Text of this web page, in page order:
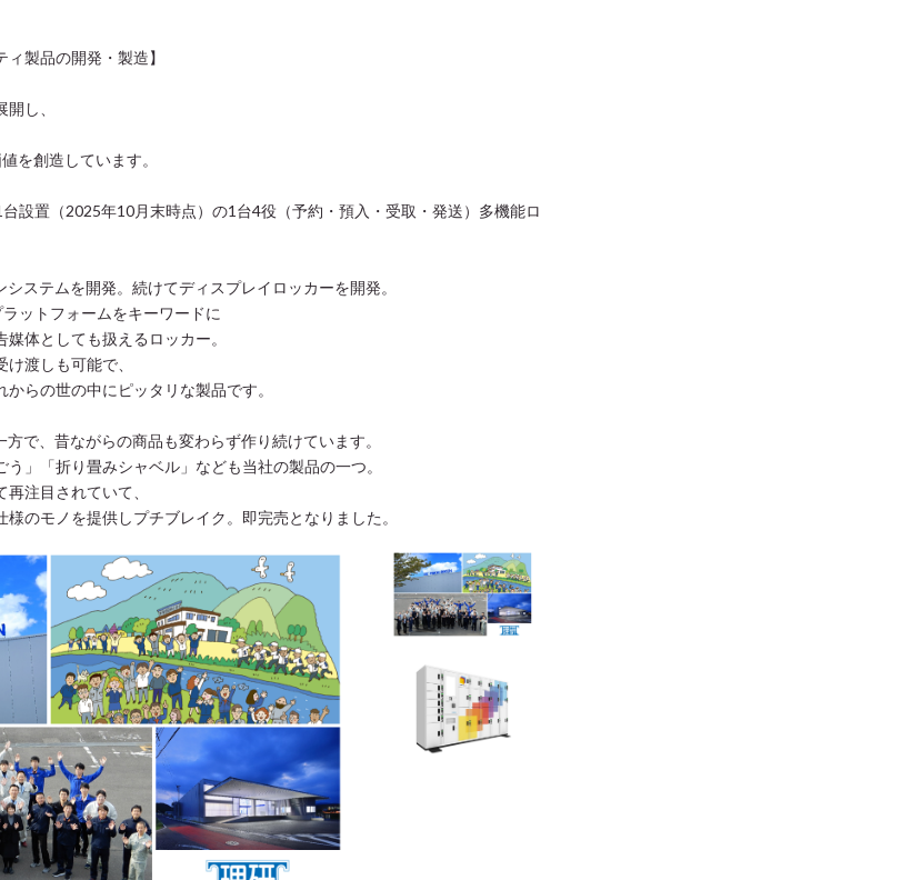
ィ製品の開発・製造】
し、
を創造しています。
設置（2025年10月末時点）の1台4役（予約・預入・受取・発送）多機能ロ
ステムを開発。続けてディスプレイロッカーを開発。
ットフォームをキーワードに
体としても扱えるロッカー。
渡しも可能で、
らの世の中にピッタリな製品です。
で、昔ながらの商品も変わらず作り続けています。
」「折り畳みシャベル」なども当社の製品の一つ。
注目されていて、
のモノを提供しプチブレイク。即完売となりました。